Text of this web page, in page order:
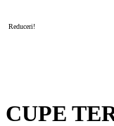
Reduceri!
CUPE